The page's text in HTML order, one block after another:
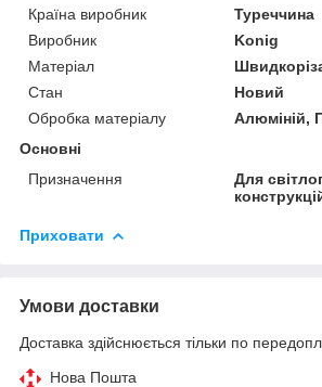
Країна виробник
Туреччина
Виробник
Konig
Матеріал
Стан
Новий
Обробка матеріалу
Алюміній,
Основні
Призначення
Для
Приховати
Умови доставки
Доставка здійснюється тільки по
Нова Пошта